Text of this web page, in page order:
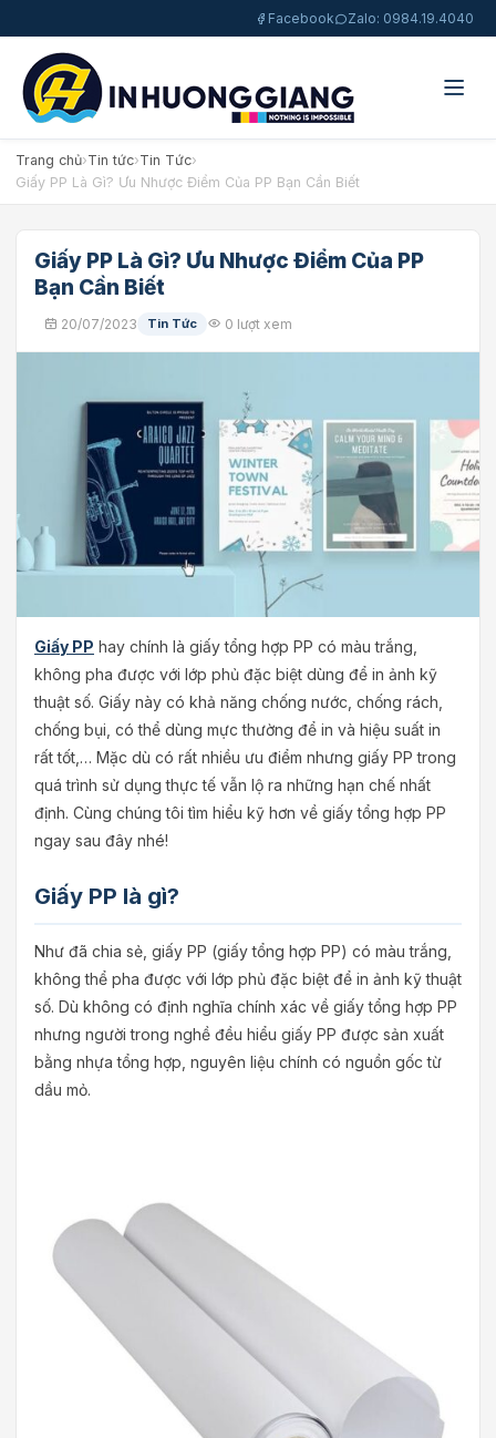
Facebook Zalo: 0984.19.4040
Trang chủ›Tin tức›Tin Tức›
Giấy PP Là Gì? Ưu Nhược Điểm Của PP Bạn Cần Biết
Giấy PP Là Gì? Ưu Nhược Điểm Của PP
Bạn Cần Biết
20/07/2023 Tin Tức 0 lượt xem
Giấy PP hay chính là giấy tổng hợp PP có màu trắng,
không pha được với lớp phủ đặc biệt dùng để in ảnh kỹ
thuật số. Giấy này có khả năng chống nước, chống rách,
chống bụi, có thể dùng mực thường để in và hiệu suất in
rất tốt,… Mặc dù có rất nhiều ưu điểm nhưng giấy PP trong
quá trình sử dụng thực tế vẫn lộ ra những hạn chế nhất
định. Cùng chúng tôi tìm hiểu kỹ hơn về giấy tổng hợp PP
ngay sau đây nhé!
Giấy PP là gì?
Như đã chia sẻ, giấy PP (giấy tổng hợp PP) có màu trắng,
không thể pha được với lớp phủ đặc biệt để in ảnh kỹ thuật
số. Dù không có định nghĩa chính xác về giấy tổng hợp PP
nhưng người trong nghề đều hiểu giấy PP được sản xuất
bằng nhựa tổng hợp, nguyên liệu chính có nguồn gốc từ
dầu mỏ.